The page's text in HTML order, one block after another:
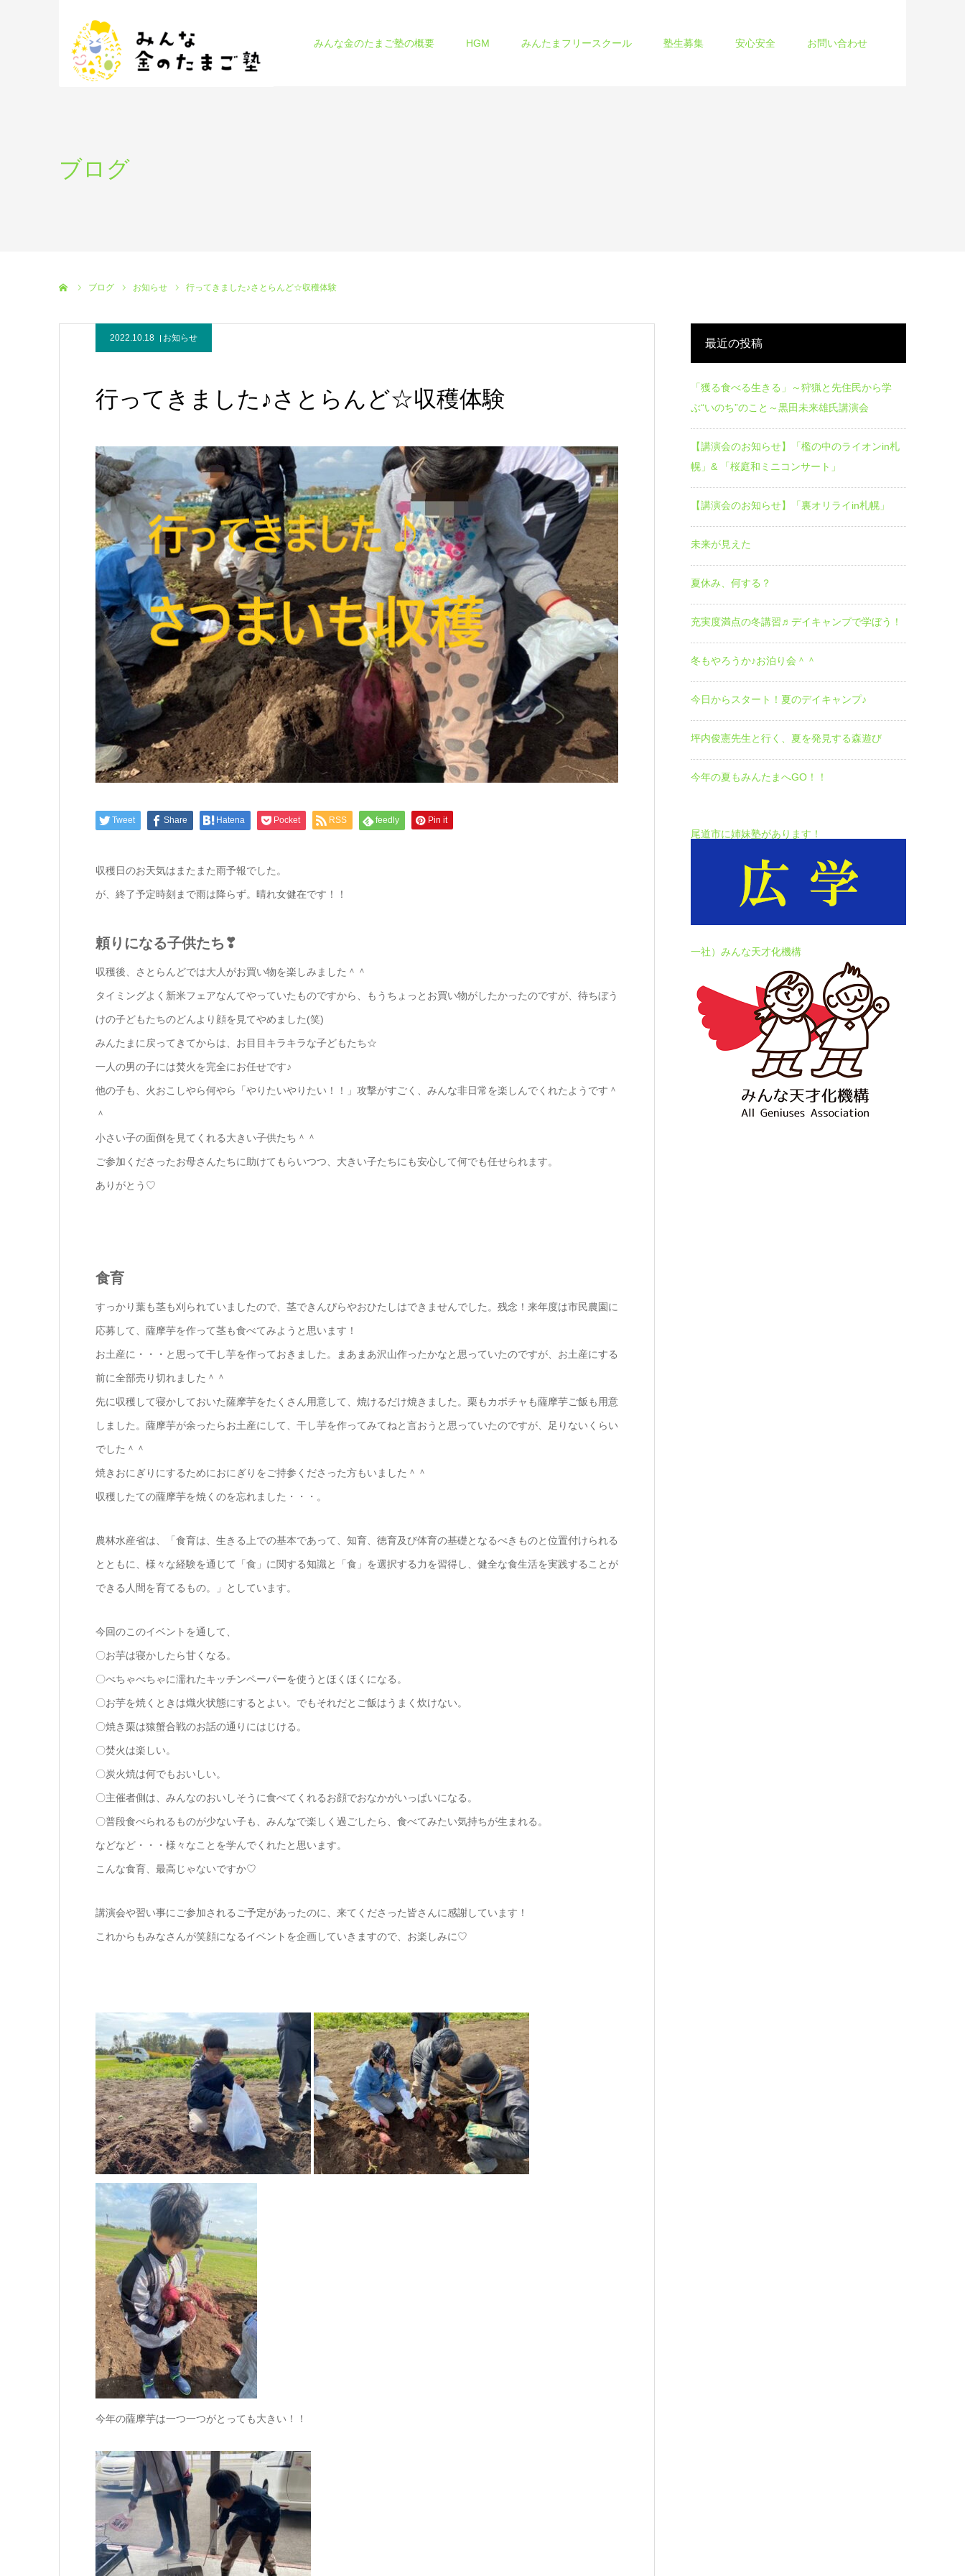
みんな金のたまご塾の概要 HGM みんたまフリースクール 塾生募集 安心安全 お問い合わせ
ブログ
ブログ お知らせ 行ってきました♪さとらんど☆収穫体験
2022.10.18 お知らせ
行ってきました♪さとらんど☆収穫体験
Tweet Share Hatena Pocket RSS feedly Pin it
収穫日のお天気はまたまた雨予報でした。
が、終了予定時刻まで雨は降らず。晴れ女健在です！！
頼りになる子供たち❣
収穫後、さとらんどでは大人がお買い物を楽しみました＾＾
タイミングよく新米フェアなんてやっていたものですから、もうちょっとお買い物がしたかったのですが、待ちぼう
けの子どもたちのどんより顔を見てやめました(笑)
みんたまに戻ってきてからは、お目目キラキラな子どもたち☆
一人の男の子には焚火を完全にお任せです♪
他の子も、火おこしやら何やら「やりたいやりたい！！」攻撃がすごく、みんな非日常を楽しんでくれたようです＾
＾
小さい子の面倒を見てくれる大きい子供たち＾＾
ご参加くださったお母さんたちに助けてもらいつつ、大きい子たちにも安心して何でも任せられます。
ありがとう♡
食育
すっかり葉も茎も刈られていましたので、茎できんぴらやおひたしはできませんでした。残念！来年度は市民農園に
応募して、薩摩芋を作って茎も食べてみようと思います！
お土産に・・・と思って干し芋を作っておきました。まあまあ沢山作ったかなと思っていたのですが、お土産にする
前に全部売り切れました＾＾
先に収穫して寝かしておいた薩摩芋をたくさん用意して、焼けるだけ焼きました。栗もカボチャも薩摩芋ご飯も用意
しました。薩摩芋が余ったらお土産にして、干し芋を作ってみてねと言おうと思っていたのですが、足りないくらい
でした＾＾
焼きおにぎりにするためにおにぎりをご持参くださった方もいました＾＾
収穫したての薩摩芋を焼くのを忘れました・・・。
農林水産省は、「食育は、生きる上での基本であって、知育、徳育及び体育の基礎となるべきものと位置付けられる
とともに、様々な経験を通じて「食」に関する知識と「食」を選択する力を習得し、健全な食生活を実践することが
できる人間を育てるもの。」としています。
今回のこのイベントを通して、
〇お芋は寝かしたら甘くなる。
〇べちゃべちゃに濡れたキッチンペーパーを使うとほくほくになる。
〇お芋を焼くときは熾火状態にするとよい。でもそれだとご飯はうまく炊けない。
〇焼き栗は猿蟹合戦のお話の通りにはじける。
〇焚火は楽しい。
〇炭火焼は何でもおいしい。
〇主催者側は、みんなのおいしそうに食べてくれるお顔でおなかがいっぱいになる。
〇普段食べられるものが少ない子も、みんなで楽しく過ごしたら、食べてみたい気持ちが生まれる。
などなど・・・様々なことを学んでくれたと思います。
こんな食育、最高じゃないですか♡
講演会や習い事にご参加されるご予定があったのに、来てくださった皆さんに感謝しています！
これからもみなさんが笑顔になるイベントを企画していきますので、お楽しみに♡
今年の薩摩芋は一つ一つがとっても大きい！！
最近の投稿
「獲る食べる生きる」～狩猟と先住民から学
ぶ“いのち”のこと～黒田未来雄氏講演会
【講演会のお知らせ】「檻の中のライオンin札
幌」& 「桜庭和ミニコンサート」
【講演会のお知らせ】「裏オリライin札幌」
未来が見えた
夏休み、何する？
充実度満点の冬講習♬デイキャンプで学ぼう！
冬もやろうか♪お泊り会＾＾
今日からスタート！夏のデイキャンプ♪
坪内俊憲先生と行く、夏を発見する森遊び
今年の夏もみんたまへGO！！
尾道市に姉妹塾があります！
一社）みんな天才化機構